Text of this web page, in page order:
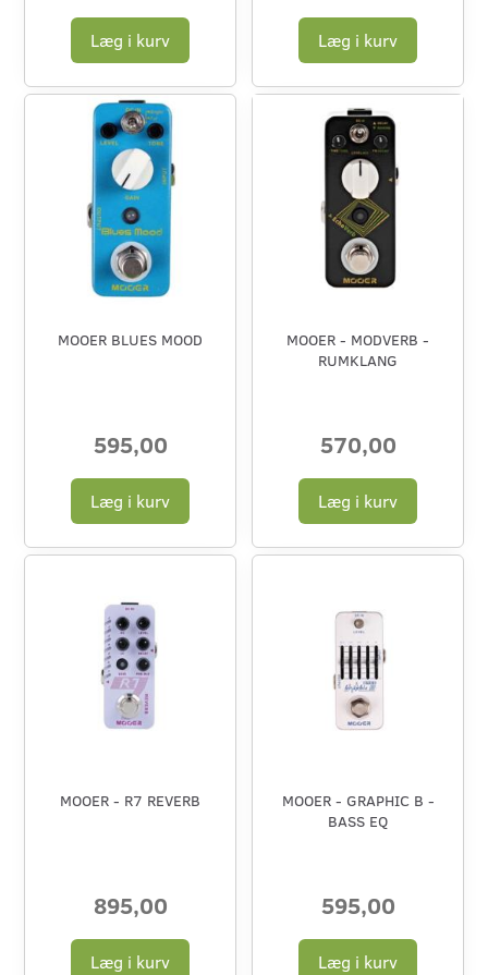
Læg i kurv Læg i kurv
MOOER BLUES MOOD
595,00
Læg i kurv
MOOER - MODVERB -
RUMKLANG
570,00
Læg i kurv
MOOER - R7 REVERB
895,00
Læg i kurv
MOOER - GRAPHIC B -
BASS EQ
595,00
Læg i kurv